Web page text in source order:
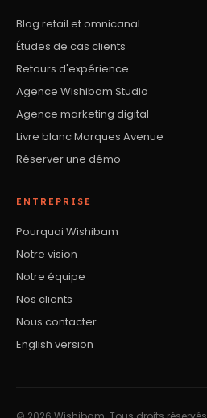
Blog retail et omnicanal
Études de cas clients
Retours d'expérience
Agence Wishibam Studio
Agence marketing digital
Livre blanc Marques Avenue
Réserver une démo
ENTREPRISE
Pourquoi Wishibam
Notre vision
Notre équipe
Nos clients
Nous contacter
English version